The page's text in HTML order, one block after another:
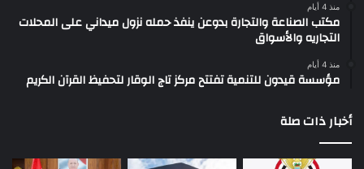
منذ 4 أيام
مكتب الصناعة والتجارة بدوعن ينفذ حمله نزول ميداني على المحلات
التجاريه والأسواق
منذ 4 أيام
مؤسسة قيدون للتنمية تفتتح مركز تاج الوقار لتحفيظ القرآن الكريم
أخبار ذات صلة